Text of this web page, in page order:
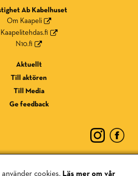
Ab Kabelhuset
Om Kaapeli
Kaapelitehdas.fi
N10.fi
Aktuellt
Till aktören
Till Media
Ge feedback
cookies. Läs mer om vår